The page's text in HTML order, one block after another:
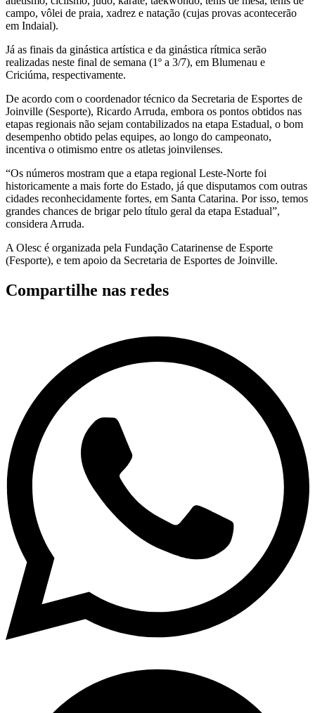
campo, vôlei de praia, xadrez e natação (cujas provas acontecerão
em Indaial).
Já as finais da ginástica artística e da ginástica rítmica serão
realizadas neste final de semana (1º a 3/7), em Blumenau e
Criciúma, respectivamente.
De acordo com o coordenador técnico da Secretaria de Esportes de
Joinville (Sesporte), Ricardo Arruda, embora os pontos obtidos nas
etapas regionais não sejam contabilizados na etapa Estadual, o bom
desempenho obtido pelas equipes, ao longo do campeonato,
incentiva o otimismo entre os atletas joinvilenses.
“Os números mostram que a etapa regional Leste-Norte foi
historicamente a mais forte do Estado, já que disputamos com outras
cidades reconhecidamente fortes, em Santa Catarina. Por isso, temos
grandes chances de brigar pelo título geral da etapa Estadual”,
considera Arruda.
A Olesc é organizada pela Fundação Catarinense de Esporte
(Fesporte), e tem apoio da Secretaria de Esportes de Joinville.
Compartilhe nas redes